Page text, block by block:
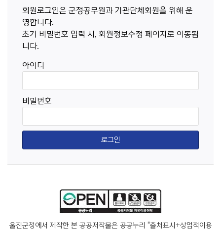
회원로그인은 군청공무원과 기관단체회원을 위해 운
영합니다.
초기 비밀번호 입력 시, 회원정보수정 페이지로 이동됩
니다.
아이디
비밀번호
울진군청에서 제작한 본 공공저작물은 공공누리 "출처표시+상업적이용